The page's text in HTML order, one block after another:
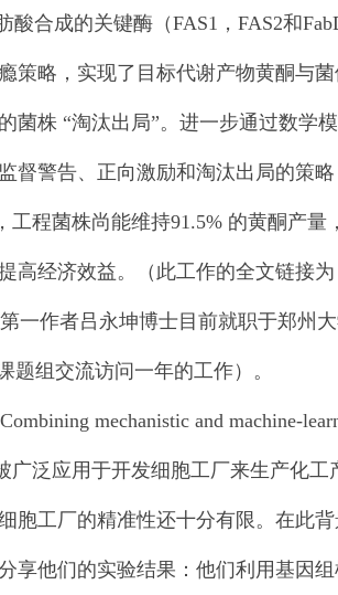
合成的关键酶（FAS1，FAS2和
策略，实现了目标代谢产物黄酮与
菌株 “淘汰出局”。进一步通过数学
督警告、正向激励和淘汰出局的策
工程菌株尚能维持91.5% 的黄酮产
高经济效益。（此工作的全文链接为
一作者吕永坤博士目前就职于郑州
题组交流访问一年的工作）。
mechanistic and machine-
广泛应用于开发细胞工厂来生产化
胞工厂的精准性还十分有限。在此
享他们的实验结果：他们利用基因